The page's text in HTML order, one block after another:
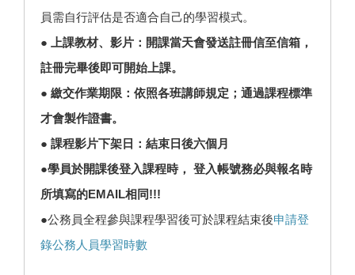
員需自行評估是否適合自己的學習模式。
● 上課教材、影片：開課當天會發送註冊信至信箱，
註冊完畢後即可開始上課。
● 繳交作業期限：依照各班講師規定；通過課程標準
才會製作證書。
● 課程影片下架日：結束日後六個月
●學員於開課後登入課程時， 登入帳號務必與報名時
所填寫的EMAIL相同!!!
●公務員全程參與課程學習後可於課程結束後申請登
錄公務人員學習時數